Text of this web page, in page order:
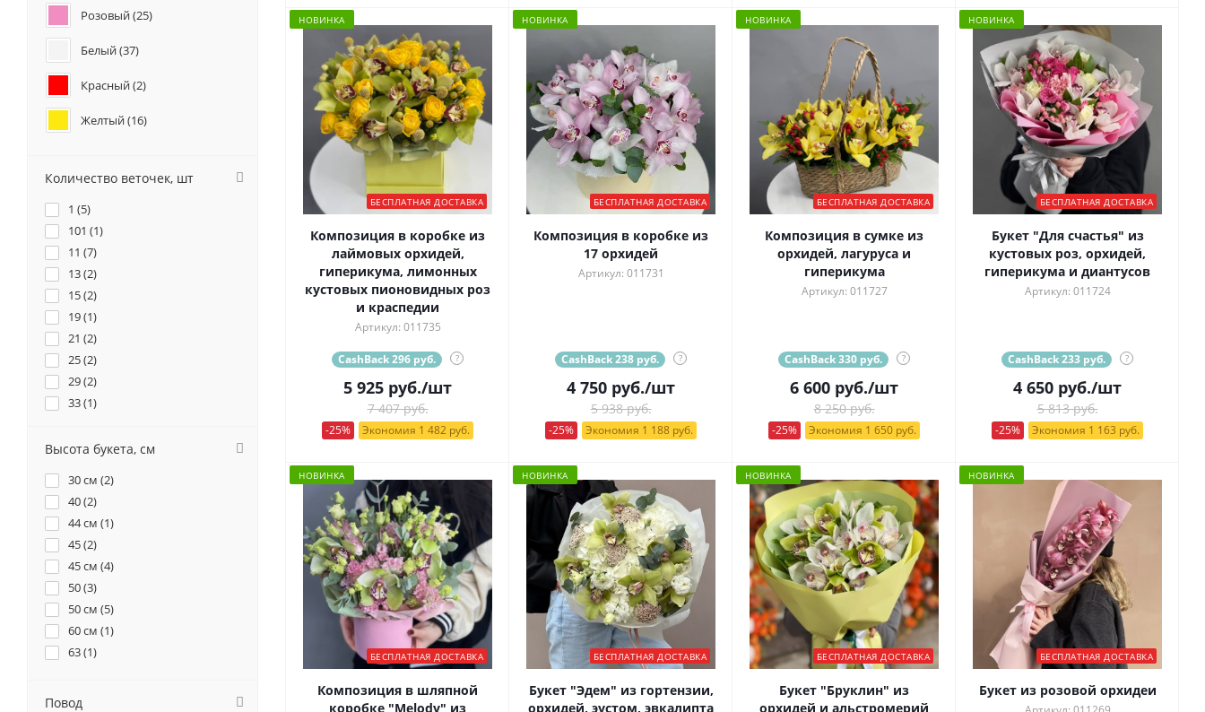
НОВИНКА
БЕСПЛАТНАЯ ДОСТАВКА
Композиция в коробке из
лаймовых орхидей,
гиперикума, лимонных
кустовых пионовидных роз
и краспедии
Артикул: 011735
CashBack 296 руб. ?
5 925 руб./шт
7 407 руб.
-25% Экономия 1 482 руб.
НОВИНКА
БЕСПЛАТНАЯ ДОСТАВКА
Композиция в коробке из
17 орхидей
Артикул: 011731
CashBack 238 руб. ?
4 750 руб./шт
5 938 руб.
-25% Экономия 1 188 руб.
НОВИНКА
БЕСПЛАТНАЯ ДОСТАВКА
Композиция в сумке из
орхидей, лагуруса и
гиперикума
Артикул: 011727
CashBack 330 руб. ?
6 600 руб./шт
8 250 руб.
-25% Экономия 1 650 руб.
НОВИНКА
БЕСПЛАТНАЯ ДОСТАВКА
Букет "Для счастья" из
кустовых роз, орхидей,
гиперикума и диантусов
Артикул: 011724
CashBack 233 руб. ?
4 650 руб./шт
5 813 руб.
-25% Экономия 1 163 руб.
НОВИНКА
БЕСПЛАТНАЯ ДОСТАВКА
Композиция в шляпной
коробке "Melody" из
НОВИНКА
БЕСПЛАТНАЯ ДОСТАВКА
Букет "Эдем" из гортензии,
орхидей, эустом, эвкалипта
НОВИНКА
БЕСПЛАТНАЯ ДОСТАВКА
Букет "Бруклин" из
орхидей и альстромерий
НОВИНКА
БЕСПЛАТНАЯ ДОСТАВКА
Букет из розовой орхидеи
Розовый (25)
Белый (37)
Красный (2)
Желтый (16)
Персиковый (
Фиолетовый (
Разноцветный (
Количество веточек, шт
1 (5)
101 (1)
11 (7)
13 (2)
15 (2)
19 (1)
21 (2)
25 (2)
29 (2)
33 (1)
55 (1 )
71 (1)
9 (3)
Высота букета, см
30 см (2)
40 (2)
44 см (1)
45 (2)
45 см (4)
50 (3)
50 см (5)
60 см (1)
63 (1)
Повод